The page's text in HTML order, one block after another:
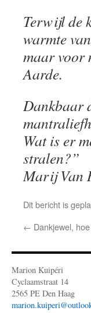
Terwijl de
warmte
maar voor
Aarde.
Dankbaar
Wat is er
stralen?”
Marij Van
Dit bericht is
← Dankjewel,
Marion Kuipéri
Cyclaamstraat 14
2565 PE Den Haag